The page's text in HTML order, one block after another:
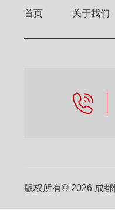
首页 关于我们
版权所有© 2026 成